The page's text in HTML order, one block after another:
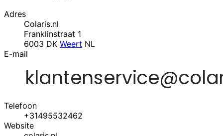
Adres
Colaris.nl
Franklinstraat 1
6003 DK Weert NL
E-mail
Telefoon
+31495532462
Website